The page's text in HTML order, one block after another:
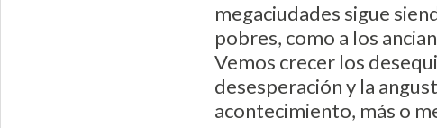
megaciudades sigue
pobres, como a los
Vemos crecer los
desesperación y la
acontecimiento, más o